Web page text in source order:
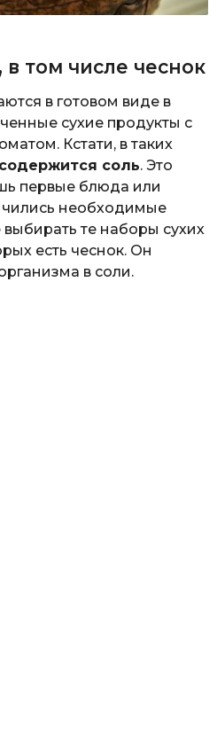
том числе чеснок
в готовом виде в
сухие продукты с
Кстати, в таких
содержится соль. Это
первые блюда или
необходимые
те наборы сухих
есть чеснок. Он
в соли.